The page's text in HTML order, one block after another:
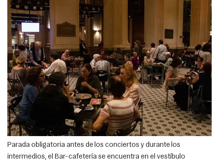
Parada obligatoria antes de los conciertos y durante los
intermedios, el Bar-cafetería se encuentra en el vestíbulo